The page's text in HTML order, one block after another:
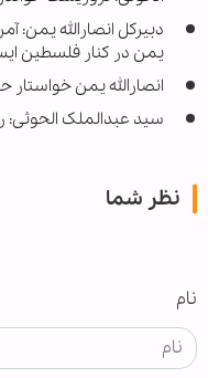
دبیرکل انصارالله
یمن در کنار فلسطین
انصارالله یمن
سید عبدالملک الحوثی:
نظر شما
نام